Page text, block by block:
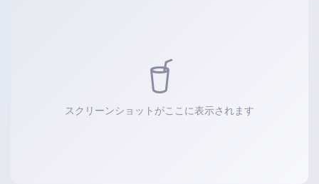
スクリーンショットがここに表示されます